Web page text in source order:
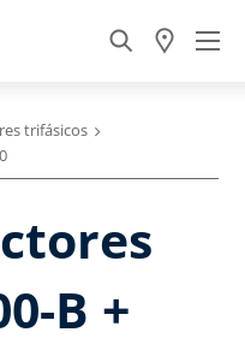
trifásicos
B +